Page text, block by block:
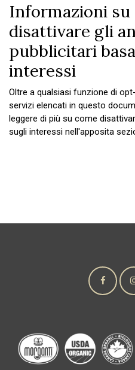
Informazioni su
disattivare gli
pubblicitari
interessi
Oltre a qualsiasi funzione di
servizi elencati in questo
leggere di più su come
sugli interessi nell'apposita